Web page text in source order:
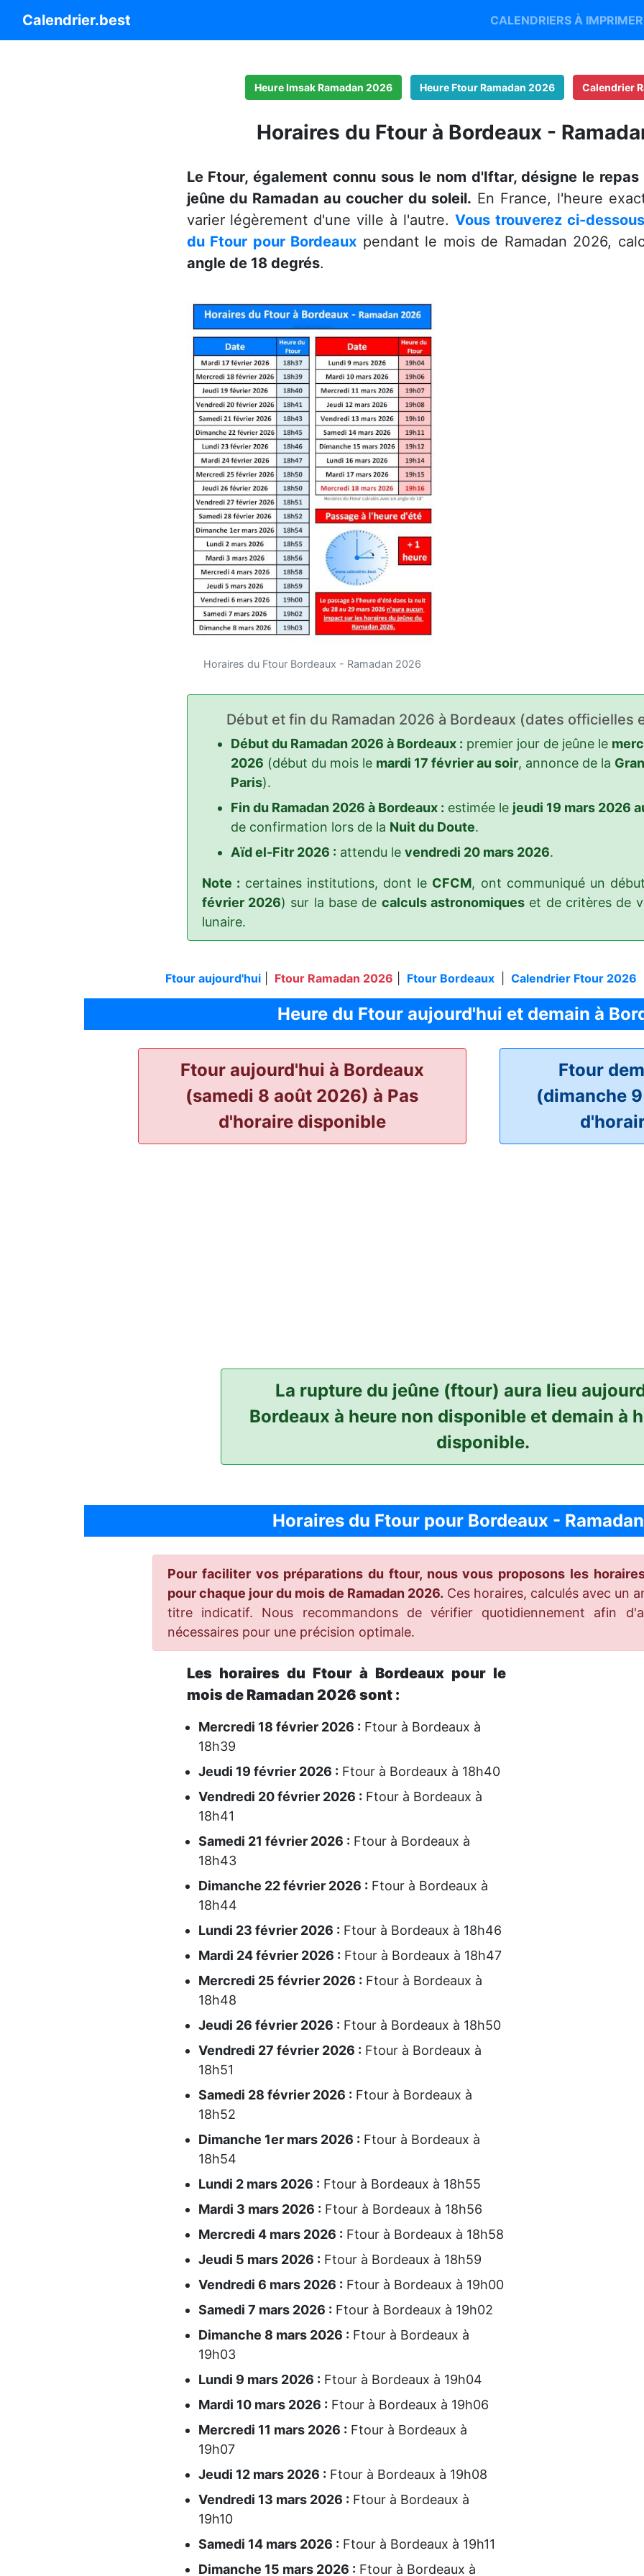
Calendrier.best CALENDRIERS À IMPRIMER
Heure Imsak Ramadan 2026 Heure Ftour Ramadan 2026 Calendrier
Horaires du Ftour à Bordeaux -
Le Ftour, également connu sous le nom d'Iftar, désigne le
jeûne du Ramadan au coucher du soleil. En France, l'heure
varier légèrement d'une ville à l'autre. Vous trouverez ci-
du Ftour pour Bordeaux pendant le mois de Ramadan 2026,
angle de 18 degrés.
Horaires du Ftour Bordeaux - Ramadan 2026
Début et fin du Ramadan 2026 à Bordeaux (dates officielles
Début du Ramadan 2026 à Bordeaux : premier jour de jeûne le
2026 (début du mois le mardi 17 février au soir, annonce de la
Paris).
Fin du Ramadan 2026 à Bordeaux : estimée le jeudi 19 mars 2026
de confirmation lors de la Nuit du Doute.
Aïd el-Fitr 2026 : attendu le vendredi 20 mars 2026.
Note : certaines institutions, dont le CFCM, ont communiqué un
février 2026) sur la base de calculs astronomiques et de critères de
lunaire.
Ftour aujourd'hui| Ftour Ramadan 2026 Ftour Bordeaux Calendrier Ftour 2026
Heure du Ftour aujourd'hui et demain à
Ftour aujourd'hui à Bordeaux
(samedi 8 août 2026) à Pas
d'horaire disponible
Ftour
(dimanche
La rupture du jeûne (ftour) aura lieu
Bordeaux à heure non disponible et demain à
disponible.
Horaires du Ftour pour Bordeaux -
Pour faciliter vos préparations du ftour, nous vous proposons les
pour chaque jour du mois de Ramadan 2026. Ces horaires, calculés avec un
titre indicatif. Nous recommandons de vérifier quotidiennement afin
nécessaires pour une précision optimale.
Les horaires du Ftour à Bordeaux pour le
mois de Ramadan 2026 sont :
Mercredi 18 février 2026 : Ftour à Bordeaux à
18h39
Jeudi 19 février 2026 : Ftour à Bordeaux à 18h40
Vendredi 20 février 2026 : Ftour à Bordeaux à
18h41
Samedi 21 février 2026 : Ftour à Bordeaux à
18h43
Dimanche 22 février 2026 : Ftour à Bordeaux à
18h44
Lundi 23 février 2026 : Ftour à Bordeaux à 18h46
Mardi 24 février 2026 : Ftour à Bordeaux à 18h47
Mercredi 25 février 2026 : Ftour à Bordeaux à
18h48
Jeudi 26 février 2026 : Ftour à Bordeaux à 18h50
Vendredi 27 février 2026 : Ftour à Bordeaux à
18h51
Samedi 28 février 2026 : Ftour à Bordeaux à
18h52
Dimanche 1er mars 2026 : Ftour à Bordeaux à
18h54
Lundi 2 mars 2026 : Ftour à Bordeaux à 18h55
Mardi 3 mars 2026 : Ftour à Bordeaux à 18h56
Mercredi 4 mars 2026 : Ftour à Bordeaux à 18h58
Jeudi 5 mars 2026 : Ftour à Bordeaux à 18h59
Vendredi 6 mars 2026 : Ftour à Bordeaux à 19h00
Samedi 7 mars 2026 : Ftour à Bordeaux à 19h02
Dimanche 8 mars 2026 : Ftour à Bordeaux à
19h03
Lundi 9 mars 2026 : Ftour à Bordeaux à 19h04
Mardi 10 mars 2026 : Ftour à Bordeaux à 19h06
Mercredi 11 mars 2026 : Ftour à Bordeaux à
19h07
Jeudi 12 mars 2026 : Ftour à Bordeaux à 19h08
Vendredi 13 mars 2026 : Ftour à Bordeaux à
19h10
Samedi 14 mars 2026 : Ftour à Bordeaux à 19h11
Dimanche 15 mars 2026 : Ftour à Bordeaux à